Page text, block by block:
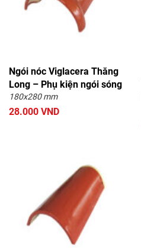
Ngói nóc Viglacera Thăng
Long – Phụ kiện ngói sóng
180x280 mm
28.000 VND